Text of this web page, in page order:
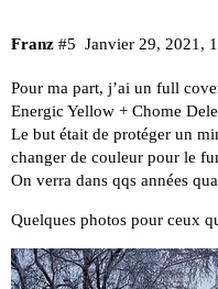
Franz Janvier 29, 2021,
#5
Pour ma part, j’ai un full
Energic Yellow + Chome
Le but était de protéger un
changer de couleur pour le
On verra dans qqs années
Quelques photos pour ceux